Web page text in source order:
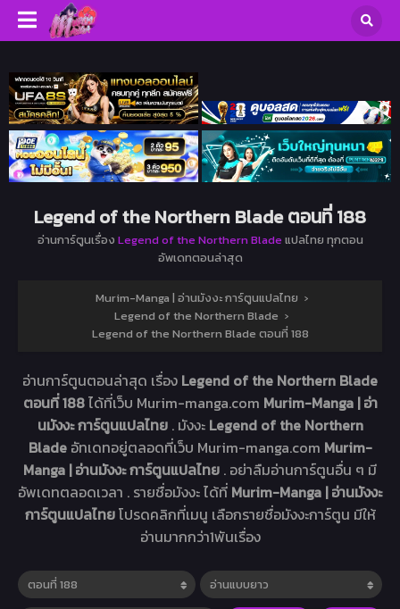
Legend of the Northern Blade ตอนที่ 188
อ่านการ์ตูนเรื่อง Legend of the Northern Blade แปลไทย ทุกตอน
อัพเดทตอนล่าสุด
Murim-Manga | อ่านมังงะ การ์ตูนแปลไทย ›
Legend of the Northern Blade ›
Legend of the Northern Blade ตอนที่ 188
อ่านการ์ตูนตอนล่าสุด เรื่อง Legend of the Northern Blade
ตอนที่ 188ได้ที่เว็บ Murim-manga.com Murim-Manga | อ่า
นมังงะ การ์ตูนแปลไทย . มังงะ Legend of the Northern
Blade อัทเดทอยู่ตลอดที่เว็บ Murim-manga.com Murim-
Manga | อ่านมังงะ การ์ตูนแปลไทย . อย่าลืมอ่านการ์ตูนอื่น ๆ มี
อัพเดทตลอดเวลา . รายชื่อมังงะ ได้ที่ Murim-Manga | อ่านมังงะ
การ์ตูนแปลไทยโปรดคลิกที่เมนู เลือกรายชื่อมังงะการ์ตูน มีให้
อ่านมากกว่า1พันเรื่อง